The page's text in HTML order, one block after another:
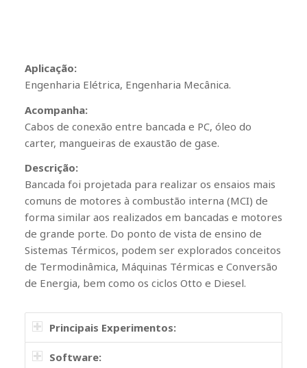
Aplicação:
Engenharia Elétrica, Engenharia Mecânica.
Acompanha:
Cabos de conexão entre bancada e PC, óleo do
carter, mangueiras de exaustão de gase.
Descrição:
Bancada foi projetada para realizar os ensaios mais
comuns de motores à combustão interna (MCI) de
forma similar aos realizados em bancadas e motores
de grande porte. Do ponto de vista de ensino de
Sistemas Térmicos, podem ser explorados conceitos
de Termodinâmica, Máquinas Térmicas e Conversão
de Energia, bem como os ciclos Otto e Diesel.
Principais Experimentos:
Software: